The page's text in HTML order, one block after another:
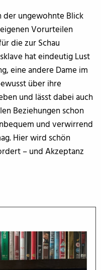
der ungewohnte Blick
Vorurteilen
die zur Schau
hat eindeutig Lust
eine andere Dame im
über ihre
und lässt dabei auch
Beziehungen schon
und verwirrend
Hier wird schön
– und Akzeptanz